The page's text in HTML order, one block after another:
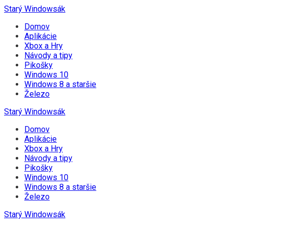
Starý Windowsák
Domov
Aplikácie
Xbox a Hry
Návody a tipy
Pikošky
Windows 10
Windows 8 a staršie
Železo
Starý Windowsák
Domov
Aplikácie
Xbox a Hry
Návody a tipy
Pikošky
Windows 10
Windows 8 a staršie
Železo
Starý Windowsák